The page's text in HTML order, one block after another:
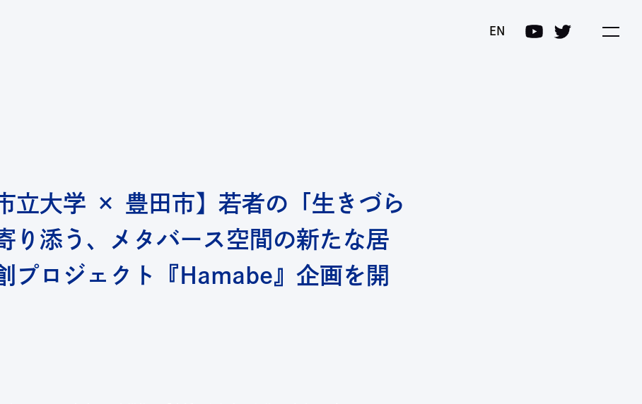
横浜市立大学 共創の場形成支援プログラム(COI-NEXT)
EN
立大学 × 豊田市】若者の「生きづら
り添う、メタバース空間の新たな居
プロジェクト『Hamabe』企画を開